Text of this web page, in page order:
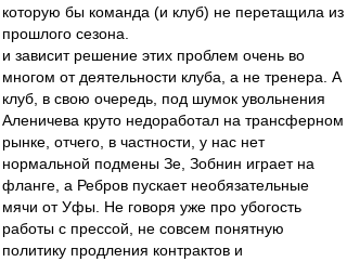
которую бы команда (и клуб) не перетащила из
прошлого сезона.
и зависит решение этих проблем очень во
многом от деятельности клуба, а не тренера. А
клуб, в свою очередь, под шумок увольнения
Аленичева круто недоработал на трансферном
рынке, отчего, в частности, у нас нет
нормальной подмены Зе, Зобнин играет на
фланге, а Ребров пускает необязательные
мячи от Уфы. Не говоря уже про убогость
работы с прессой, не совсем понятную
политику продления контрактов и